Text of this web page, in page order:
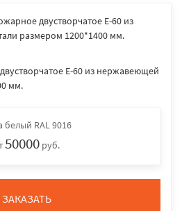
E-60 из нержавеющей
мм.
белый RAL 9016
50000 руб.
ЗАКАЗАТЬ